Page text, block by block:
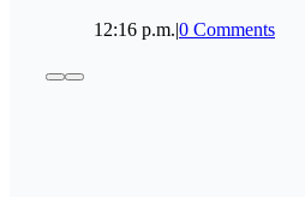
12:16 p.m.|0 Comments